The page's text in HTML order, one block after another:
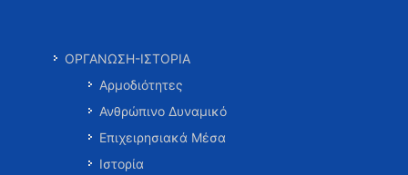
ΟΡΓΑΝΩΣΗ-ΙΣΤΟΡΙΑ
Αρμοδιότητες
Ανθρώπινο Δυναμικό
Επιχειρησιακά Μέσα
Ιστορία